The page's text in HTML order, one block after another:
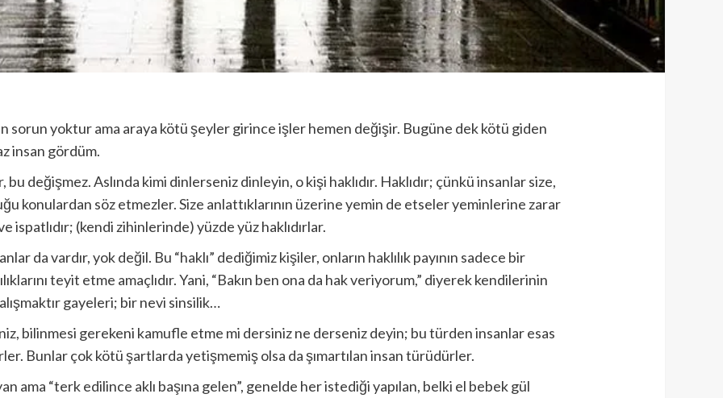
sorun yoktur ama araya kötü şeyler girince işler hemen değişir. Bugüne dek kötü giden
insan gördüm.
değişmez. Aslında kimi dinlerseniz dinleyin, o kişi haklıdır. Haklıdır; çünkü insanlar size,
konulardan söz etmezler. Size anlattıklarının üzerine yemin de etseler yeminlerine zarar
ispatlıdır; (kendi zihinlerinde) yüzde yüz haklıdırlar.
da vardır, yok değil. Bu “haklı” dediğimiz kişiler, onların haklılık payının sadece bir
teyit etme amaçlıdır. Yani, “Bakın ben ona da hak veriyorum,” diyerek kendilerinin
gayeleri; bir nevi sinsilik…
bilinmesi gerekeni kamufle etme mi dersiniz ne derseniz deyin; bu türden insanlar esas
Bunlar çok kötü şartlarda yetişmemiş olsa da şımartılan insan türüdürler.
ama “terk edilince aklı başına gelen”, genelde her istediği yapılan, belki el bebek gül